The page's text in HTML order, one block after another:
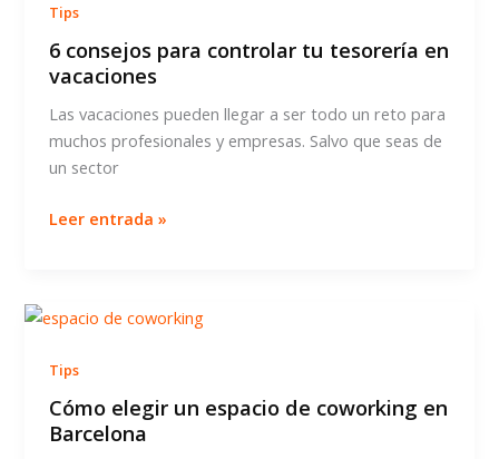
productivo
Tips
6 consejos para controlar tu tesorería en
vacaciones
Las vacaciones pueden llegar a ser todo un reto para
muchos profesionales y empresas. Salvo que seas de
un sector
6
tu
en
vacaciones
Leer entrada »
Tips
Cómo elegir un espacio de coworking en
Barcelona